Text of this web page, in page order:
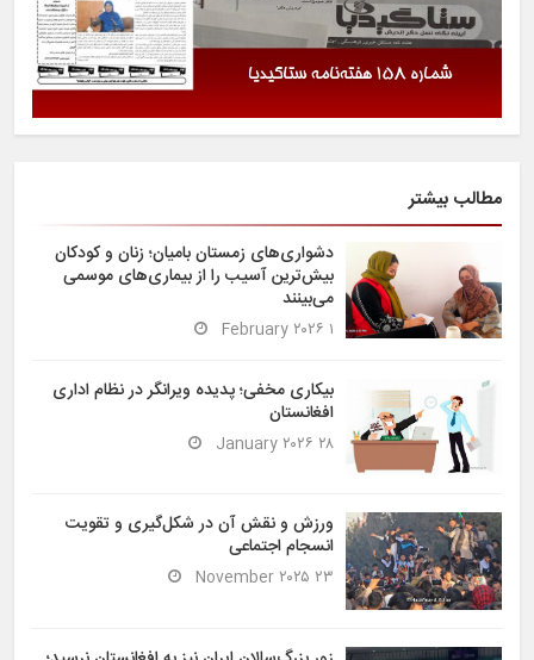
مطالب بیشتر
دشواری‌های زمستان بامیان؛ زنان و کودکان
بیش‌ترین آسیب را از بیماری‌های موسمی
می‌بینند
۱ February ۲۰۲۶
بیکاری مخفی؛ پدیده ویرانگر در نظام اداری
افغانستان
۲۸ January ۲۰۲۶
ورزش و نقش آن در شکل‌گیری و تقویت
انسجام اجتماعی
۲۳ November ۲۰۲۵